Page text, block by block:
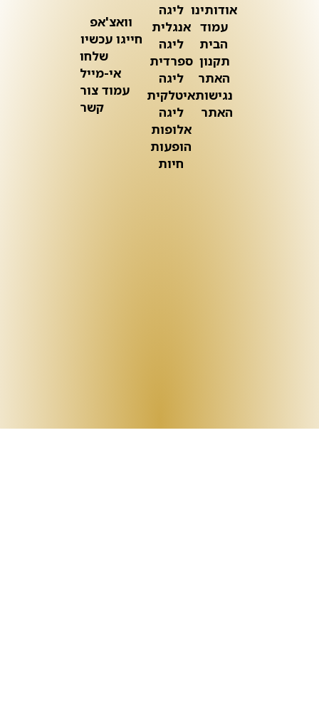
אודותינו
עמוד
הבית
תקנון
האתר
נגישות
האתר
ליגה
אנגלית
ליגה
ספרדית
ליגה
איטלקית
ליגה
אלופות
הופעות
חיות
וואצ'אפ
חייגו עכשיו
שלחו
אי-מייל
עמוד צור
קשר